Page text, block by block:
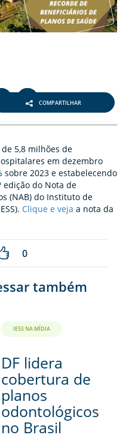
COMPARTILHAR
5,8 milhões de
em dezembro
sobre 2023 e estabelecendo
edição do Nota de
(NAB) do Instituto de
Clique e veja a nota da
0
também
IESS NA MÍDIA
DF lidera
cobertura de
planos
odontológicos
no Brasil